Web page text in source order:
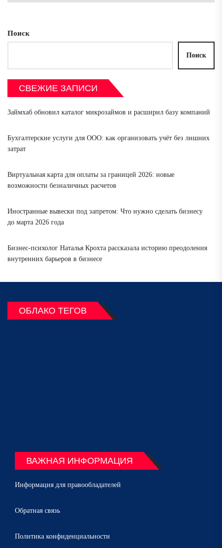
Поиск
Поиск
СВЕЖИЕ ЗАПИСИ
Займхаб обновил каталог микрозаймов и расширил базу компаний
Бухгалтерские услуги для ООО: как организовать учёт без лишних
затрат
Виртуальная карта для оплаты за границей 2026: новые
возможности безналичных расчетов
Иностранные вывески под запретом: Что нужно сделать бизнесу
до марта 2026 года
Бизнес-психолог Наталья Крохта рассказала историю преодоления
внутренних барьеров в бизнесе
ОБЛАКО ТЕГОВ
ВАЖНАЯ ИНФОРМАЦИЯ
Информация для правообладателей
Обратная связь
Политика конфиденциальности